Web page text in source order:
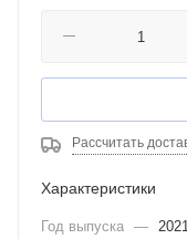
Рассчитать
Характеристики
Год выпуска —
2021